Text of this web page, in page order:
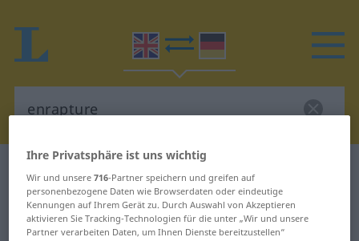
Englisch-Deutsch Übersetzung für
"enrapture"
Ihre Privatsphäre ist uns wichtig
Wir und unsere716-Partner speichern und greifen auf
personenbezogene Daten wie Browserdaten oder eindeutige
Kennungen auf Ihrem Gerät zu. Durch Auswahl von Akzeptieren
aktivieren Sie Tracking-Technologien für die unter „Wir und unsere
Partner verarbeiten Daten, um Ihnen Dienste bereitzustellen“